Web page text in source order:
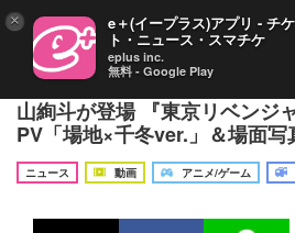
金髪リーゼントの高杉真宙、
山絢斗が登場 『東京リベンジ
PV「場地×千冬ver.」＆場面写
ニュース 動画 アニメ/ゲーム
× e＋(イープラス)アプリ - チ
ト・ニュース・スマチケ
eplus inc.
無料 - Google Play